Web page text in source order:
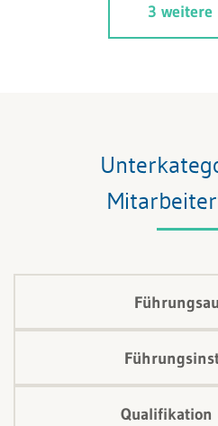
Mitarbeiterführung. Sie
Entscheidung, nach
3 weitere
Qualifikation